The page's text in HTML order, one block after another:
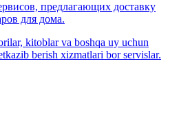
предлагающих доставку
для дома.
kitoblar va boshqa uy uchun
berish xizmatlari bor servislar.